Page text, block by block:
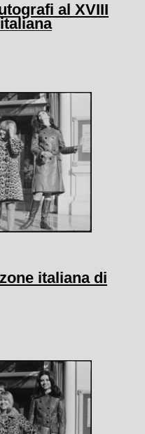
al XVIII
italiana di